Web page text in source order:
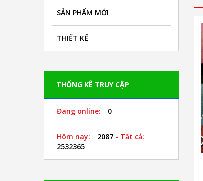
SẢN PHẨM MỚI
THIẾT KẾ
THỐNG KÊ TRUY CẬP
Đang online: 0
Hôm nay: 2087 - Tất cả:
2532365